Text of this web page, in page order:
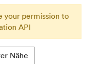
your permission to
API
Nähe